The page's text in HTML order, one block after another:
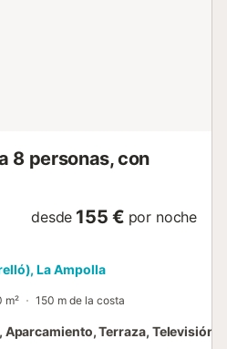
8 personas, con
desde 155 € por noche
La Ampolla
m² 150 m de la costa
Terraza, Televisión,